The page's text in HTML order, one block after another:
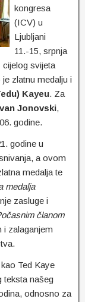
kongresa
(ICV) u
Ljubljani
11.-15, srpnja
cijelog svijeta
je zlatnu medalju i
Kayeu. Za
Jonovski,
godine.
godine u
a ovom
medalja te
medalja
zasluge i
članom
zalaganjem
Ted Kaye
teksta našeg
odnosno za